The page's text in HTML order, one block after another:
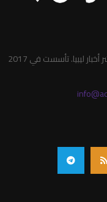
صحيفة العنوان الليبية صحيفة إلكترونية تعني بنشر أخبار ليبيا. تأسست في 2017